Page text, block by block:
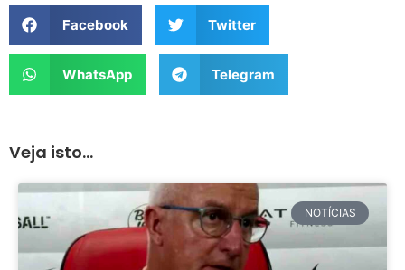
Facebook Twitter
WhatsApp Telegram
Veja isto...
NOTÍCIAS